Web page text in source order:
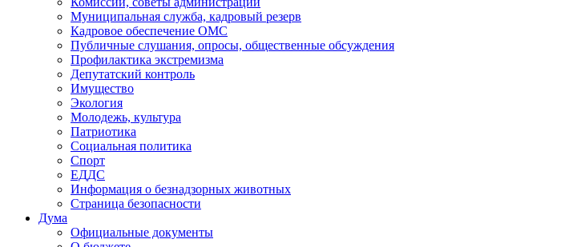
Муниципальная служба, кадровый резерв
Кадровое обеспечение ОМС
Публичные слушания, опросы, общественные обсуждения
Профилактика экстремизма
Депутатский контроль
Имущество
Экология
Молодежь, культура
Патриотика
Социальная политика
Спорт
ЕДДС
Информация о безнадзорных животных
Страница безопасности
Дума
Официальные документы